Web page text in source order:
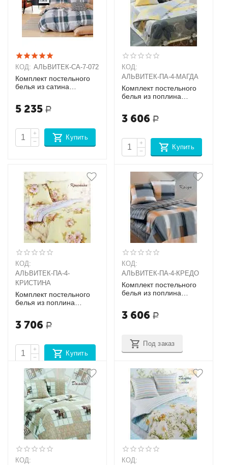
КОД: АЛЬВИТЕК-CA-7-072
Комплект постельного
белья из сатина
(50х70х2шт)
5 235 Р
+
−
Купить
КОД:
АЛЬВИТЕК-ПA-4-МАГДА
Комплект постельного
белья из поплина
3 606 Р
+
−
Купить
КОД:
АЛЬВИТЕК-ПA-4-
КРИСТИНА
Комплект постельного
белья из поплина
3 706 Р
+
−
Купить
КОД:
АЛЬВИТЕК-ПA-4-КРЕДО
Комплект постельного
белья из поплина
3 606 Р
Под заказ
КОД:
КОД: